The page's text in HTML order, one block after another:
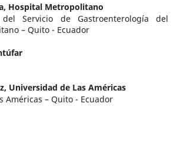
Hospital Metropolitano
Servicio de Gastroenterología del
– Quito - Ecuador
Universidad de Las Américas
Américas – Quito - Ecuador